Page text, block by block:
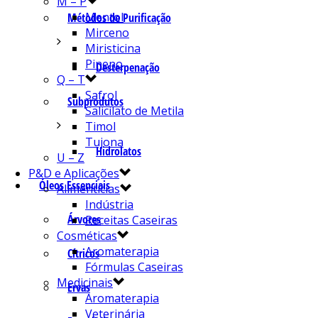
Métodos de Purificação
Desterpenação
Subprodutos
Hidrolatos
Óleos Essenciais
Árvores
Cítricos
Ervas
Mentol
Mirceno
Miristicina
Pineno
Q – T
Safrol
Salicilato de Metila
Timol
Tujona
U – Z
P&D e Aplicações
Alimentícias
Indústria
Receitas Caseiras
Cosméticas
Aromaterapia
Fórmulas Caseiras
Medicinais
Aromaterapia
Veterinária